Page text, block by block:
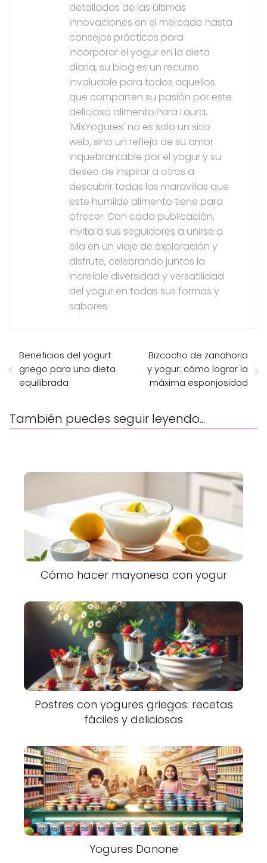
detalladas de las últimas
innovaciones en el mercado hasta
consejos prácticos para
incorporar el yogur en la dieta
diaria, su blog es un recurso
invaluable para todos aquellos
que comparten su pasión por este
delicioso alimento.Para Laura,
'MisYogures' no es solo un sitio
web, sino un reflejo de su amor
inquebrantable por el yogur y su
deseo de inspirar a otros a
descubrir todas las maravillas que
este humilde alimento tiene para
ofrecer. Con cada publicación,
invita a sus seguidores a unirse a
ella en un viaje de exploración y
disfrute, celebrando juntos la
increíble diversidad y versatilidad
del yogur en todas sus formas y
sabores.
Beneficios del yogurt
griego para una dieta
equilibrada
Bizcocho de zanahoria
y yogur: cómo lograr la
máxima esponjosidad
También puedes seguir leyendo...
Cómo hacer mayonesa con yogur
Postres con yogures griegos: recetas
fáciles y deliciosas
Yogures Danone